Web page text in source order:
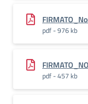
pdf - 976 kb
pdf - 457 kb